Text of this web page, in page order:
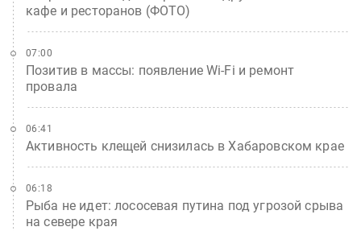
кафе и ресторанов (ФОТО)
Позитив в массы: появление Wi-Fi и ремонт
провала
07:00
Активность клещей снизилась в Хабаровском крае
06:41
Рыба не идет: лососевая путина под угрозой срыва
на севере края
06:18